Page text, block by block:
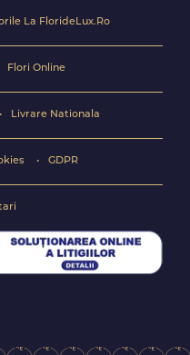
La FlorideLux.Ro
Flori Online
Livrare Nationala
GDPR